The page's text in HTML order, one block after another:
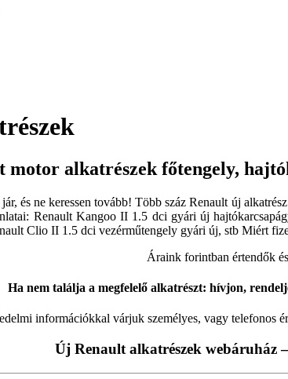
motor alkatrészek főtengely,
és ne keressen tovább! Több száz Renault új
Renault Kangoo II 1.5 dci gyári új
Clio II 1.5 dci vezérműtengely gyári új, stb Miért
Áraink forintban értendők
Ha nem találja a megfelelő alkatrészt: hívjon,
információkkal várjuk személyes, vagy telefonos
Új Renault alkatrészek webáruház